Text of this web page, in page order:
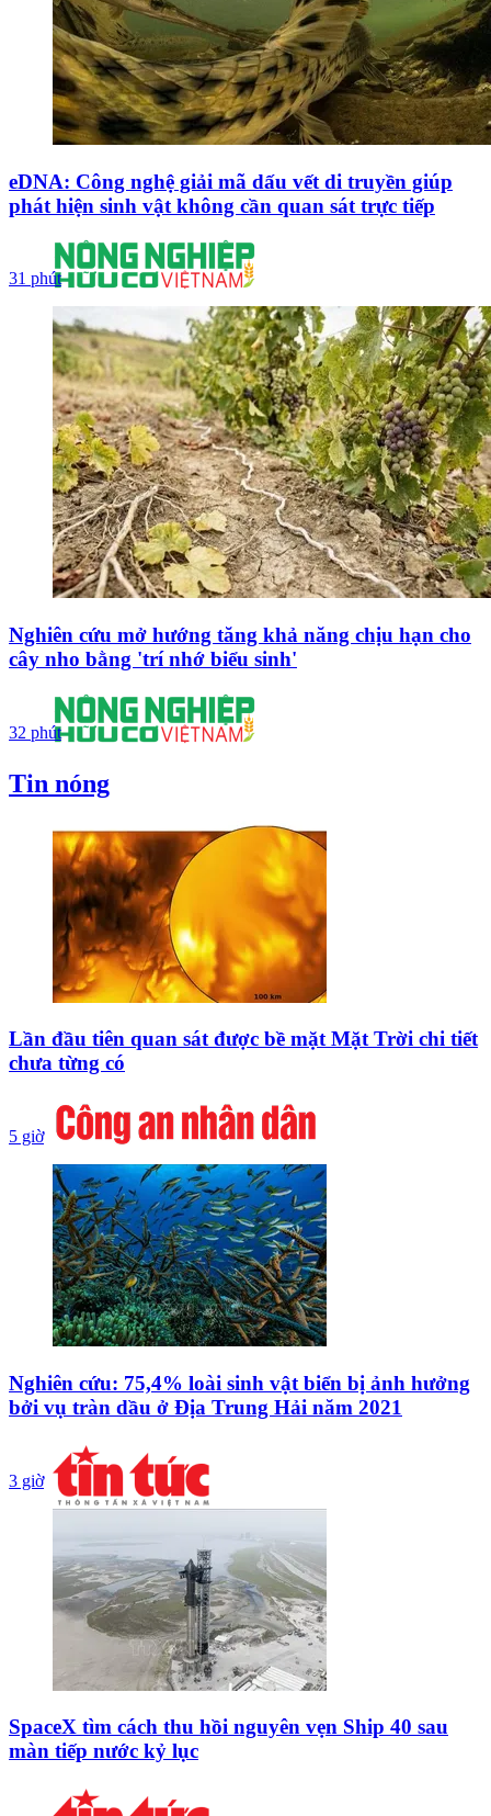
eDNA: Công nghệ giải mã dấu vết di truyền giúp
phát hiện sinh vật không cần quan sát trực tiếp
31 phút
Nghiên cứu mở hướng tăng khả năng chịu hạn cho
cây nho bằng 'trí nhớ biểu sinh'
32 phút
Tin nóng
Lần đầu tiên quan sát được bề mặt Mặt Trời chi tiết
chưa từng có
5 giờ
Nghiên cứu: 75,4% loài sinh vật biển bị ảnh hưởng
bởi vụ tràn dầu ở Địa Trung Hải năm 2021
3 giờ
SpaceX tìm cách thu hồi nguyên vẹn Ship 40 sau
màn tiếp nước kỷ lục